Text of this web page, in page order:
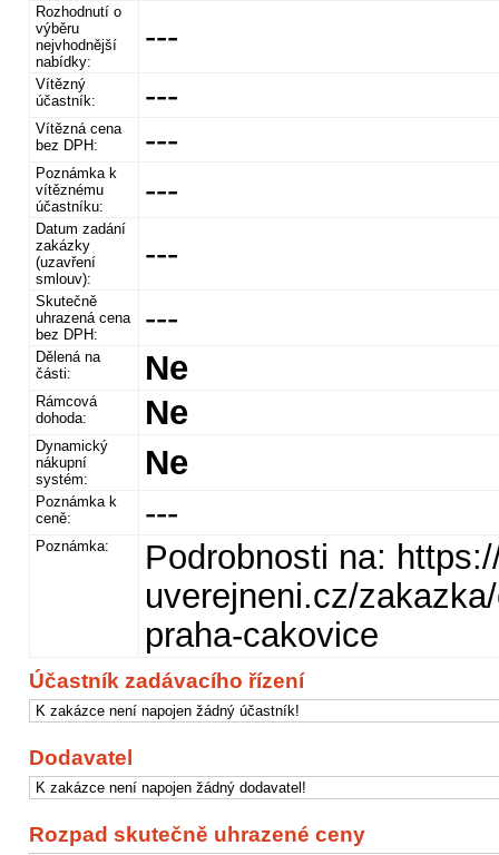
Rozhodnutí o
výběru
nejvhodnější
nabídky:
---
Vítězný
účastník:
---
Vítězná cena
bez DPH:
---
Poznámka k
vítěznému
účastníku:
---
Datum zadání
zakázky
(uzavření
smlouv):
---
Skutečně
uhrazená cena
bez DPH:
---
Dělená na
části:
Ne
Rámcová
dohoda:
Ne
Dynamický
nákupní
systém:
Ne
Poznámka k
ceně:
---
Poznámka:
Podrobnosti na:
uverejneni.cz/
praha-cakovice
Účastník zadávacího řízení
K zakázce není napojen žádný účastník!
Dodavatel
K zakázce není napojen žádný dodavatel!
Rozpad skutečně uhrazené ceny